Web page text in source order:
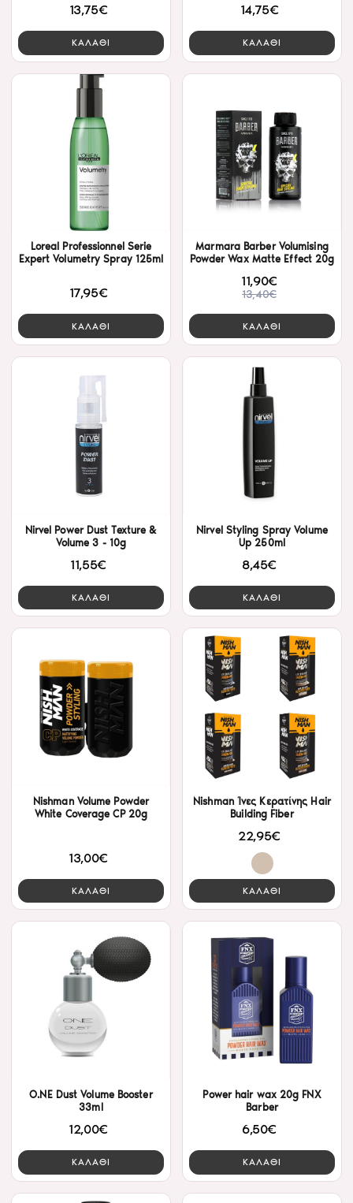
13,75€
ΚΑΛΑΘΙ
14,75€
ΚΑΛΑΘΙ
Loreal Professionnel Serie
Expert Volumetry Spray 125ml
17,95€
ΚΑΛΑΘΙ
Marmara Barber Volumising
Powder Wax Matte Effect 20g
11,90€
13,40€
ΚΑΛΑΘΙ
Nirvel Power Dust Texture &
Volume 3 - 10g
11,55€
ΚΑΛΑΘΙ
Nirvel Styling Spray Volume
Up 250ml
8,45€
ΚΑΛΑΘΙ
Nishman Volume Powder
White Coverage CP 20g
13,00€
ΚΑΛΑΘΙ
Nishman Ίνες Κερατίνης Hair
Building Fiber
22,95€
ΚΑΛΑΘΙ
O.NE Dust Volume Booster
33ml
12,00€
ΚΑΛΑΘΙ
Power hair wax 20g FNX
Barber
6,50€
ΚΑΛΑΘΙ